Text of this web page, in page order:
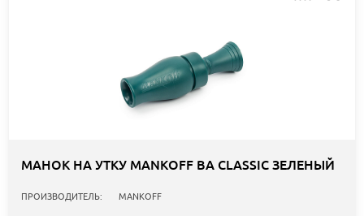
МАНОК НА УТКУ MANKOFF BA CLASSIC ЗЕЛЕНЫЙ
ПРОИЗВОДИТЕЛЬ: MANKOFF